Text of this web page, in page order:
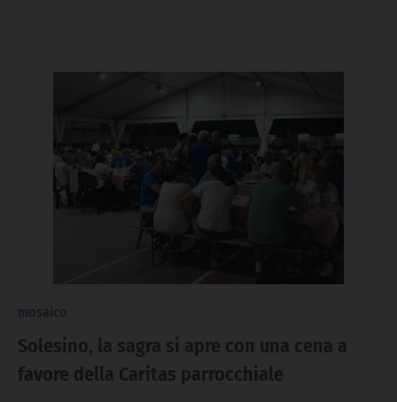
Solesino, la sagra si apre con una cena a
favore della Caritas parrocchiale